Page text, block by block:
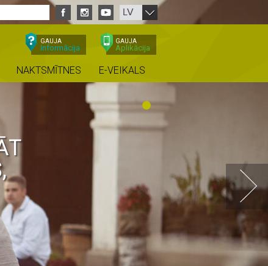
LV
GAUJA
Informācija
GAUJA
Aplikācija
NAKTSMĪTNES E-VEIKALS